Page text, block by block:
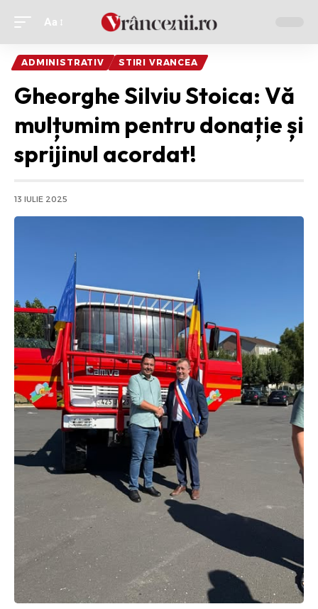
Ajustor
font
Aa
ADMINISTRATIV STIRI VRANCEA
Gheorghe Silviu Stoica: Vă
mulțumim pentru donație și
sprijinul acordat!
13 IULIE 2025